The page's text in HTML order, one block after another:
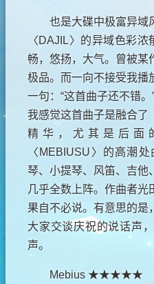
也是大碟中极富异域
〈DAJIL〉的异域色彩
畅，悠扬，大气。曾被某
极品。而一向不接受我播
一句：“这首曲子还不错。
我感觉这首曲子是融合了
精华，尤其是后面
〈MEBIUSU〉的高潮
琴、小提琴、风笛、吉
几乎全数上阵。作曲者光
果自不必说。有意思的是
大家交谈庆祝的说话声
声。
Mebius ★★★★★